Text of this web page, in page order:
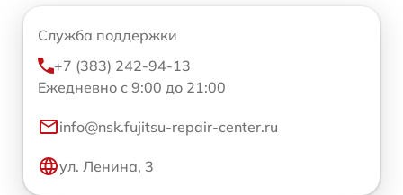
Служба поддержки
+7 (383) 242-94-13
Ежедневно с 9:00 до 21:00
info@nsk.fujitsu-repair-center.ru
ул. Ленина, 3